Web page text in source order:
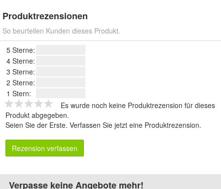
Produktrezensionen
So beurteilen Kunden dieses Produkt.
5 Sterne:
4 Sterne:
3 Sterne:
2 Sterne:
1 Stern:
Es wurde noch keine Produktrezension für dieses
Produkt abgegeben.
Seien Sie der Erste. Verfassen Sie jetzt eine Produktrezension.
Rezension verfassen
Verpasse keine Angebote mehr!